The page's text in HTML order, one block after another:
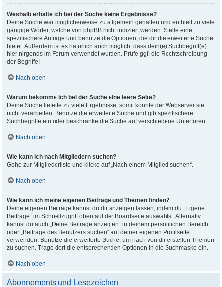
Weshalb erhalte ich bei der Suche keine Ergebnisse?
Deine Suche war möglicherweise zu allgemein gehalten und enthielt zu viele
gängige Wörter, welche von phpBB nicht indiziert werden. Stelle eine
spezifischere Anfrage und benutze die Optionen, die dir die erweiterte Suche
bietet. Außerdem ist es natürlich auch möglich, dass dein(e) Suchbegriff(e)
hier nirgends im Forum verwendet wurden. Prüfe ggf. die Rechtschreibung
der Begriffe!
Nach oben
Warum bekomme ich bei der Suche eine leere Seite?
Deine Suche lieferte zu viele Ergebnisse, somit konnte der Webserver sie
nicht verarbeiten. Benutze die erweiterte Suche und gib spezifischere
Suchbegriffe ein oder beschränke die Suche auf verschiedene Unterforen.
Nach oben
Wie kann ich nach Mitgliedern suchen?
Gehe zur Mitgliederliste und klicke auf „Nach einem Mitglied suchen“.
Nach oben
Wie kann ich meine eigenen Beiträge und Themen finden?
Deine eigenen Beiträge kannst du dir anzeigen lassen, indem du „Eigene
Beiträge“ im Schnellzugriff oben auf der Boardseite auswählst. Alternativ
kannst du auch „Deine Beiträge anzeigen“ in deinem persönlichen Bereich
oder „Beiträge des Benutzers suchen“ auf deiner eigenen Profilseite
verwenden. Benutze die erweiterte Suche, um nach von dir erstellen Themen
zu suchen. Trage dort die entsprechenden Optionen in die Suchmaske ein.
Nach oben
Abonnements und Lesezeichen